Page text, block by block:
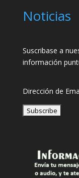
Noticias
Suscribase a
información
Dirección de